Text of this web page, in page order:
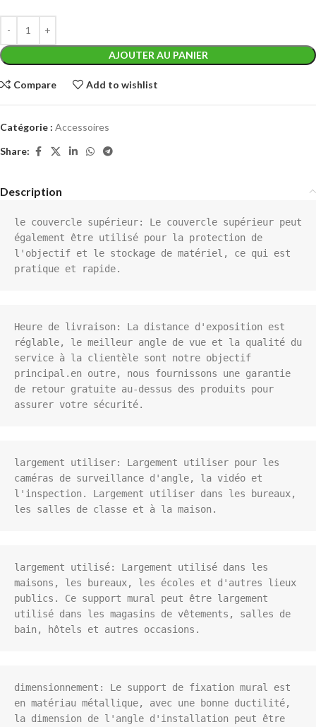
AJOUTER AU PANIER
Compare Add to wishlist
Catégorie : Accessoires
Share:
Description
le couvercle supérieur: Le couvercle supérieur peut
également être utilisé pour la protection de
l'objectif et le stockage de matériel, ce qui est
pratique et rapide.
Heure de livraison: La distance d'exposition est
réglable, le meilleur angle de vue et la qualité du
service à la clientèle sont notre objectif
principal.en outre, nous fournissons une garantie
de retour gratuite au-dessus des produits pour
assurer votre sécurité.
largement utiliser: Largement utiliser pour les
caméras de surveillance d'angle, la vidéo et
l'inspection. Largement utiliser dans les bureaux,
les salles de classe et à la maison.
largement utilisé: Largement utilisé dans les
maisons, les bureaux, les écoles et d'autres lieux
publics. Ce support mural peut être largement
utilisé dans les magasins de vêtements, salles de
bain, hôtels et autres occasions.
dimensionnement: Le support de fixation mural est
en matériau métallique, avec une bonne ductilité,
la dimension de l'angle d'installation peut être